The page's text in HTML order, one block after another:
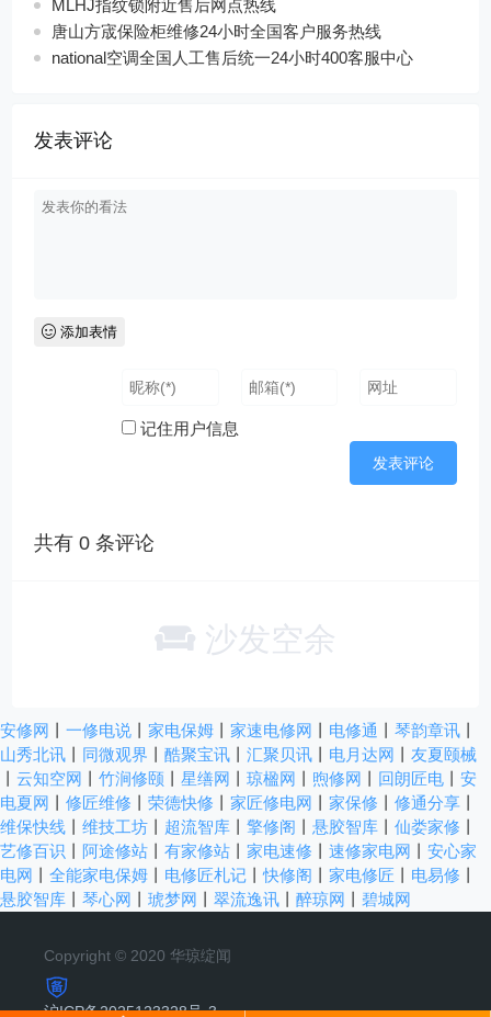
MLHJ指纹锁附近售后网点热线
唐山方宬保险柜维修24小时全国客户服务热线
national空调全国人工售后统一24小时400客服中心
发表评论
添加表情
记住用户信息
共有0 条评论
沙发空余
安修网 一修电说 家电保姆 家速电修网 电修通 琴韵章讯
山秀北讯
同微观界 酷聚宝讯 汇聚贝讯 电月达网
友夏颐械
云知空网 竹涧修颐 星缮网 琼楹网 煦修网 回朗匠电
安
电夏网
修匠维修 荣德快修 家匠修电网 家保修 修通分享
维保快线
维技工坊 超流智库 擎修阁 悬胶智库 仙娄家修
艺修百识
阿途修站 有家修站 家电速修 速修家电网
安心家
电网
全能家电保姆 电修匠札记 丨快修阁 家电修匠 电易修
悬胶智库
琴心网 琥梦网 翠流逸讯 醉琼网 碧城网
Copyright © 2020 华琼绽闻
沪ICP备2025123328号-3